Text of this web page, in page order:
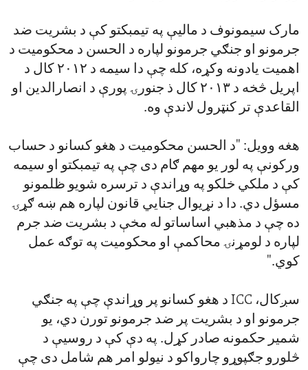
مارک سیمونوف د مالیې په تیمبکتو کې د بشریت ضد
جرمونو او جنګي جرمونو لپاره د الحسن د محکومیت د
اهمیت یادونه وکړه، کله چې دا سیمه د ۲۰۱۲ کال د
اپریل څخه د ۲۰۱۳ کال ذ جنورۍ پورې د انصارالدین او
القاعدې تر کنټرول لاندې وه.
هغه وویل: "د الحسن محکومیت د هغو کسانو د حساب
ورکونې په لور یو مهم ګام دی چې په تیمبکتو او سیمه
کې د ملکي خلکو په وړاندې د ترسره شویو ظلمونو
مسؤل دي. دا د نړیوال جنایي قانون لپاره هم ښه ګړۍ
ده چې د مذهبي اساساتو له مخې د بشریت ضد جرم
لپاره د لومړنۍ محاکمې او محکومیت په توګه عمل
کوي."
سږکال، ICC د هغو کسانو پر وړاندې چې په جنګي
جرمونو او د بشریت پر ضد جرمونو تورن دي، یو
شمیر حکمونه صادر کړل. په دې کې د روسیې د
څلورو جګپوړو چارواکو د نیولو امر هم شامل دی چې